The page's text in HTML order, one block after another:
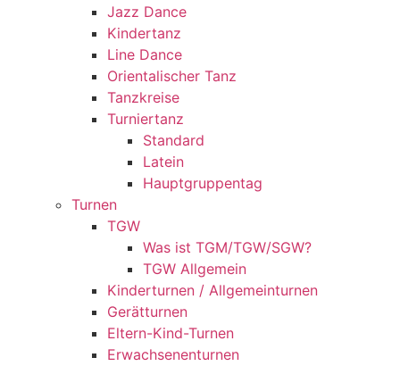
Jazz Dance
Kindertanz
Line Dance
Orientalischer Tanz
Tanzkreise
Turniertanz
Standard
Latein
Hauptgruppentag
Turnen
TGW
Was ist TGM/TGW/SGW?
TGW Allgemein
Kinderturnen / Allgemeinturnen
Gerätturnen
Eltern-Kind-Turnen
Erwachsenenturnen